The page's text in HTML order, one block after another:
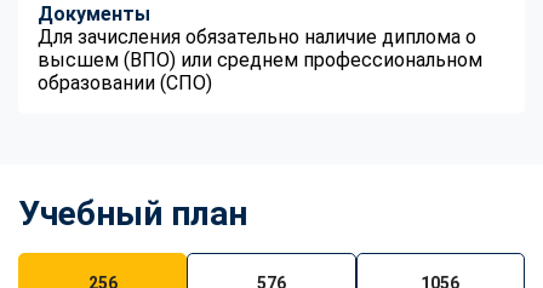
Документы
Для зачисления обязательно наличие диплома о
высшем (ВПО) или среднем профессиональном
образовании (СПО)
Учебный план
256 576 1056